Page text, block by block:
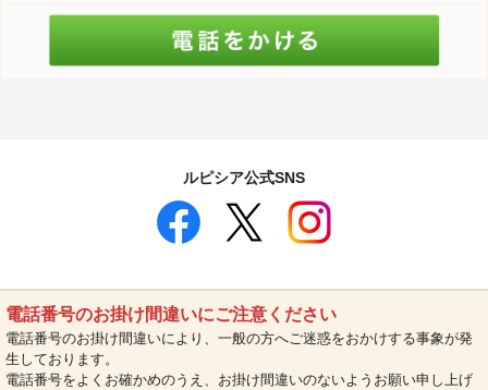
ルピシア公式SNS
電話番号のお掛け間違いにご注意ください
電話番号のお掛け間違いにより、一般の方へご迷惑をおかけする事象が発
生しております。
電話番号をよくお確かめのうえ、お掛け間違いのないようお願い申し上げ